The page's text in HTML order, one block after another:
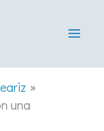
una